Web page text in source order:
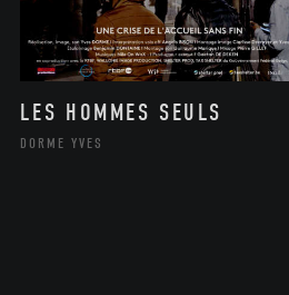
LES HOMMES SEULS
DORME YVES